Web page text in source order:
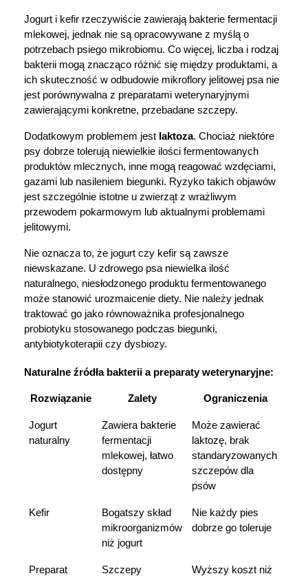
Jogurt i kefir rzeczywiście zawierają bakterie fermentacji
mlekowej, jednak nie są opracowywane z myślą o
potrzebach psiego mikrobiomu. Co więcej, liczba i rodzaj
bakterii mogą znacząco różnić się między produktami, a
ich skuteczność w odbudowie mikroflory jelitowej psa nie
jest porównywalna z preparatami weterynaryjnymi
zawierającymi konkretne, przebadane szczepy.
Dodatkowym problemem jest laktoza. Chociaż niektóre
psy dobrze tolerują niewielkie ilości fermentowanych
produktów mlecznych, inne mogą reagować wzdęciami,
gazami lub nasileniem biegunki. Ryzyko takich objawów
jest szczególnie istotne u zwierząt z wrażliwym
przewodem pokarmowym lub aktualnymi problemami
jelitowymi.
Nie oznacza to, że jogurt czy kefir są zawsze
niewskazane. U zdrowego psa niewielka ilość
naturalnego, niesłodzonego produktu fermentowanego
może stanowić urozmaicenie diety. Nie należy jednak
traktować go jako równoważnika profesjonalnego
probiotyku stosowanego podczas biegunki,
antybiotykoterapii czy dysbiozy.
Naturalne źródła bakterii a preparaty weterynaryjne:
Rozwiązanie Zalety Ograniczenia
Jogurt
naturalny
Zawiera bakterie
fermentacji
mlekowej, łatwo
dostępny
Może zawierać
laktozę, brak
standaryzowanych
szczepów dla
psów
Kefir
Bogatszy skład
mikroorganizmów
niż jogurt
Nie każdy pies
dobrze go toleruje
Preparat
Szczepy
Wyższy koszt niż